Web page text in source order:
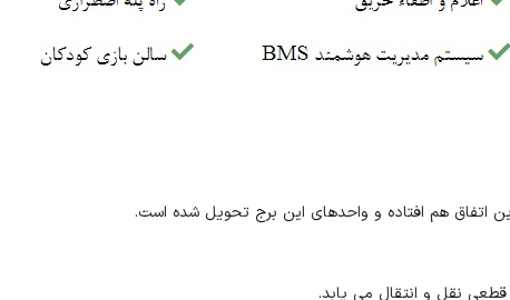
قطعی نقل و انتقال می یابد.